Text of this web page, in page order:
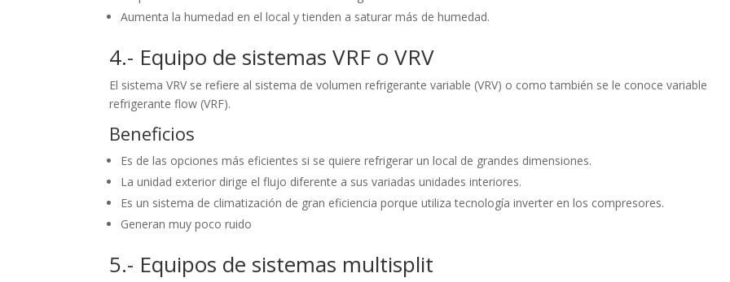
Aumenta la humedad en el local y tienden a saturar más de humedad.
4.- Equipo de sistemas VRF o VRV
El sistema VRV se refiere al sistema de volumen refrigerante variable (VRV) o como también se le conoce variable
refrigerante flow (VRF).
Beneficios
Es de las opciones más eficientes si se quiere refrigerar un local de grandes dimensiones.
La unidad exterior dirige el flujo diferente a sus variadas unidades interiores.
Es un sistema de climatización de gran eficiencia porque utiliza tecnología inverter en los compresores.
Generan muy poco ruido
5.- Equipos de sistemas multisplit